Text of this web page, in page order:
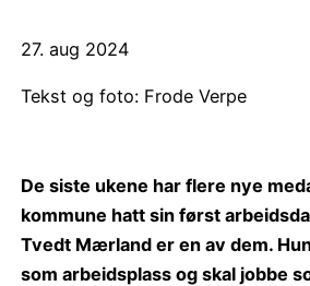
27. aug 2024
Tekst og foto: Frode Verpe
De siste ukene har flere nye
kommune hatt sin først
Tvedt Mærland er en av dem.
som arbeidsplass og skal jobbe